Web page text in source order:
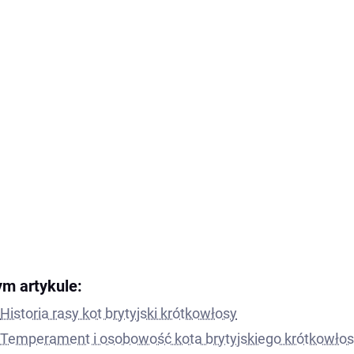
artykule:
Historia rasy kot brytyjski krótkowłosy
Temperament i osobowość kota brytyjskiego